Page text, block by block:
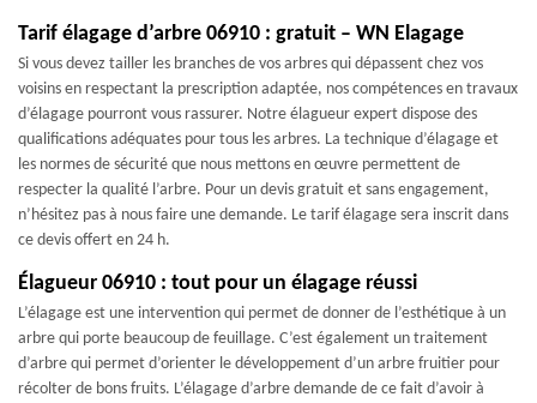
Tarif élagage d’arbre 06910 : gratuit – WN Elagage
Si vous devez tailler les branches de vos arbres qui dépassent chez vos
voisins en respectant la prescription adaptée, nos compétences en travaux
d’élagage pourront vous rassurer. Notre élagueur expert dispose des
qualifications adéquates pour tous les arbres. La technique d’élagage et
les normes de sécurité que nous mettons en œuvre permettent de
respecter la qualité l’arbre. Pour un devis gratuit et sans engagement,
n’hésitez pas à nous faire une demande. Le tarif élagage sera inscrit dans
ce devis offert en 24 h.
Élagueur 06910 : tout pour un élagage réussi
L’élagage est une intervention qui permet de donner de l’esthétique à un
arbre qui porte beaucoup de feuillage. C’est également un traitement
d’arbre qui permet d’orienter le développement d’un arbre fruitier pour
récolter de bons fruits. L’élagage d’arbre demande de ce fait d’avoir à